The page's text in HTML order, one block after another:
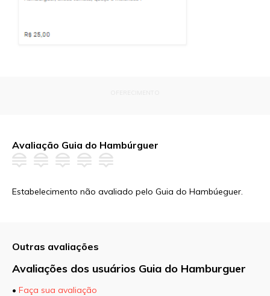
Avaliação Guia do Hambúrguer
Estabelecimento não avaliado pelo Guia do Hambúeguer.
Outras avaliações
Avaliações dos usuários Guia do Hamburguer
• Faça sua avaliação